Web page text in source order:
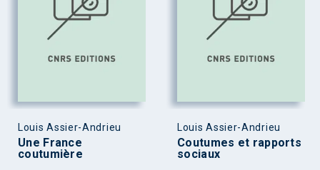
Louis Assier-Andrieu
Une France
coutumière
Louis Assier-Andrieu
Coutumes et rapports
sociaux